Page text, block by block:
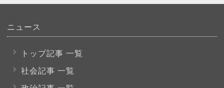
ニュース
トップ記事 一覧
社会記事 一覧